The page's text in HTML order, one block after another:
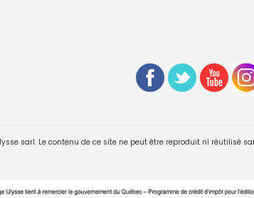
sarl. Le contenu de ce site ne peut être reproduit ni réutilisé